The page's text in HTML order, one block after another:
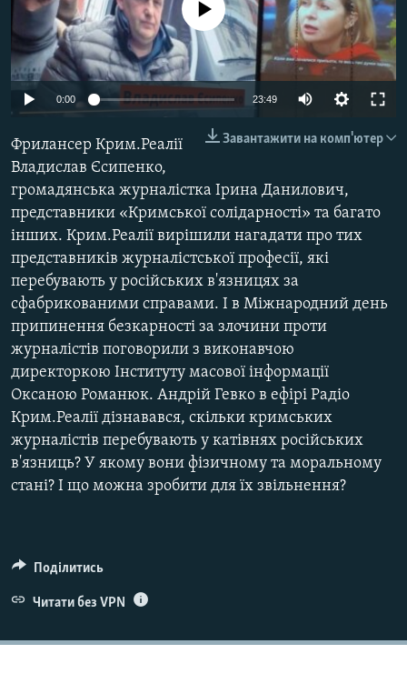
ДЕПОРТАЦІЯ
ВІДЕОУРОКИ «ELIFBE»
СВІДЧЕННЯ ОКУПАЦІЇ
УКРАЇНСЬКА ПРОБЛЕМА КРИМУ
ІНФОГРАФІКА
ЯК ОБІЙТИ БЛОКУВАННЯ
Русский
Qırımtatar
ДОЛУЧАЙСЯ!
Усі сайти RFE/RL
720p
No media source currently available
0:00 23:49
480p
1080p
Завантажити на комп'ютер
Фрилансер Крим.Реалії
Владислав Єсипенко,
громадянська журналістка Ірина Данилович,
представники «Кримської солідарності» та багато
інших. Крим.Реалії вирішили нагадати про тих
представників журналістської професії, які
перебувають у російських в'язницях за
сфабрикованими справами. І в Міжнародний день
припинення безкарності за злочини проти
журналістів поговорили з виконавчою
директоркою Інституту масової інформації
Оксаною Романюк. Андрій Гевко в ефірі Радіо
Крим.Реалії дізнавався, скільки кримських
журналістів перебувають у катівнях російських
в'язниць? У якому вони фізичному та моральному
стані? І що можна зробити для їх звільнення?
Поділитись
Читати без VPN